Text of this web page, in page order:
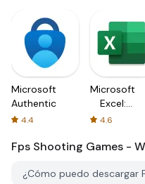
Microsoft
Authenticator
4.4
Microsoft
Excel:
4.6
Fps Shooting Games -